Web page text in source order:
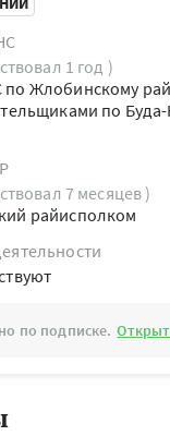
1 год )
Жлобинскому
по
7 месяцев )
райисполком
по подписке.